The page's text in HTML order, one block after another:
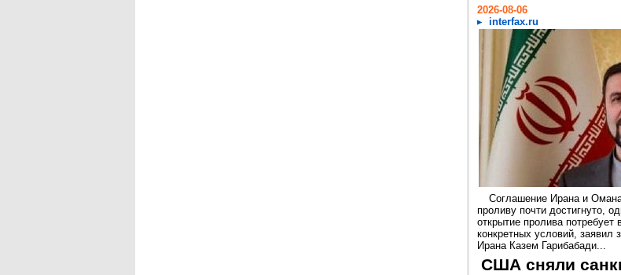
2026-08-06
interfax.ru
Соглашение Ирана и
проливу почти достигнуто,
открытие пролива потребует
конкретных условий,
Ирана Казем Гарибабади...
США сняли